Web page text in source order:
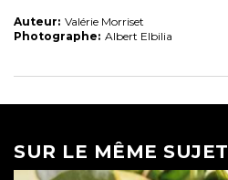
Auteur: Valérie Morriset
Photographe: Albert Elbilia
SUR LE MÊME SUJET